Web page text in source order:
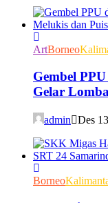
ArtBorneo
Gembel
Gelar
admin Des
Borneo